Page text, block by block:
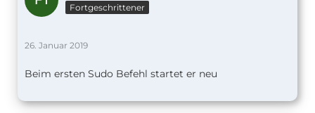
Fortgeschrittener
26. Januar 2019
Beim ersten Sudo Befehl startet er neu